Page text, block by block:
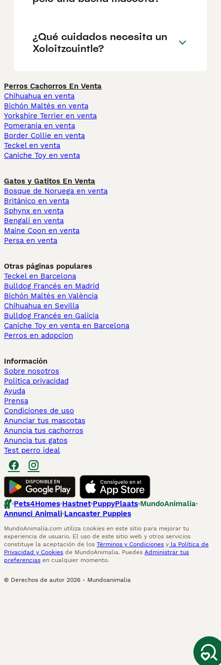
¿Qué cuidados necesita un
Xoloitzcuintle?
Perros Cachorros En Venta
Chihuahua en venta
Bichón Maltés en venta
Yorkshire Terrier en venta
Pomerania en venta
Border Collie en venta
Teckel en venta
Caniche Toy en venta
Gatos y Gatitos En Venta
Bosque de Noruega en venta
Británico en venta
Sphynx en venta
Bengalí en venta
Maine Coon en venta
Persa en venta
Otras páginas populares
Teckel en Barcelona
Bulldog Francés en Madrid
Bichón Maltés en València
Chihuahua en Sevilla
Bulldog Francés en Galicia
Caniche Toy en venta en Barcelona
Perros en adopcion
Información
Sobre nosotros
Politica privacidad
Ayuda
Prensa
Condiciones de uso
Anunciar tus mascotas
Anuncia tus cachorros
Anuncia tus gatos
Test perro ideal
Pets4Homes Hastnet PuppyPlaats MundoAnimalia
Annunci Animali Lancaster Puppies
MundoAnimalia.com utiliza cookies en este sitio para mejorar tu
experiencia de usuario. El uso de este sitio web y otros servicios
constituye la aceptación de los Términos y Condiciones y la Política de
Privacidad y Cookies de MundoAnimalia. Puedes Administrar tus
preferencias en cualquier momento.
© Derechos de autor 2026 - Mundoanimalia